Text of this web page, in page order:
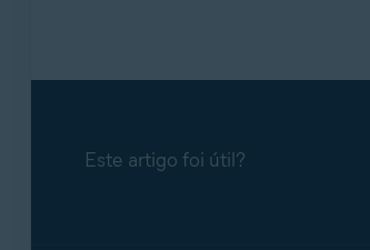
Este artigo foi útil?